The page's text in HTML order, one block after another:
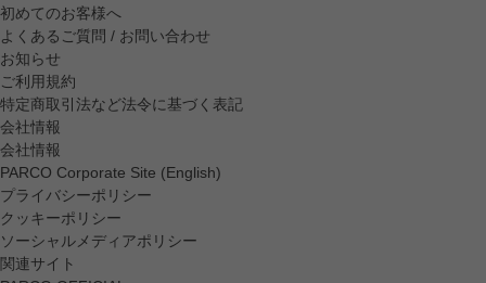
初めてのお客様へ
よくあるご質問 / お問い合わせ
お知らせ
ご利用規約
特定商取引法など法令に基づく表記
会社情報
会社情報
PARCO Corporate Site (English)
プライバシーポリシー
クッキーポリシー
ソーシャルメディアポリシー
関連サイト